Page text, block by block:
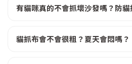
有貓咪真的不會抓壞沙發嗎？防
貓抓布會不會很粗？夏天會悶嗎？